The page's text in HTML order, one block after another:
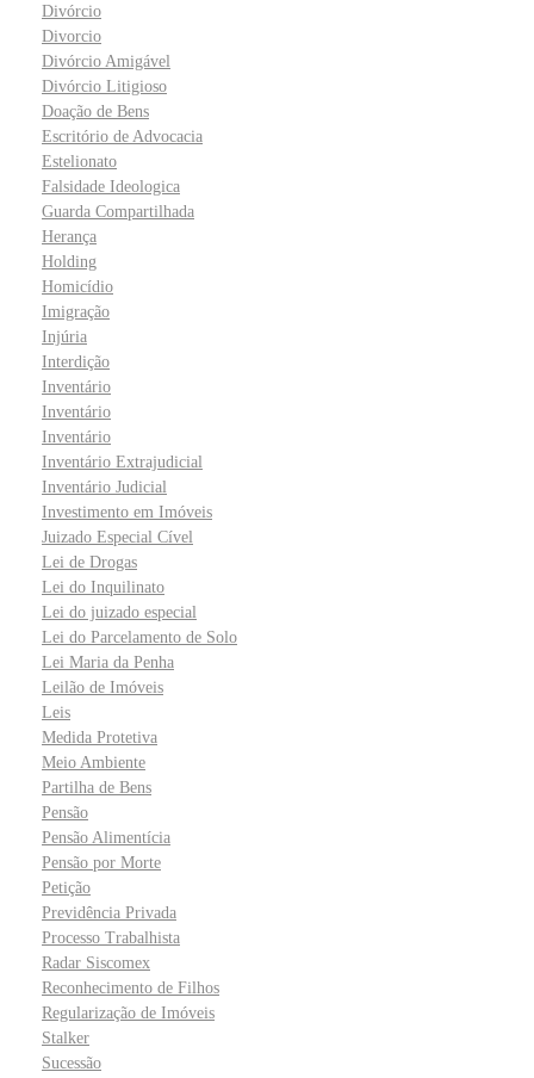
Divórcio
Divorcio
Divórcio Amigável
Divórcio Litigioso
Doação de Bens
Escritório de Advocacia
Estelionato
Falsidade Ideologica
Guarda Compartilhada
Herança
Holding
Homicídio
Imigração
Injúria
Interdição
Inventário
Inventário
Inventário
Inventário Extrajudicial
Inventário Judicial
Investimento em Imóveis
Juizado Especial Cível
Lei de Drogas
Lei do Inquilinato
Lei do juizado especial
Lei do Parcelamento de Solo
Lei Maria da Penha
Leilão de Imóveis
Leis
Medida Protetiva
Meio Ambiente
Partilha de Bens
Pensão
Pensão Alimentícia
Pensão por Morte
Petição
Previdência Privada
Processo Trabalhista
Radar Siscomex
Reconhecimento de Filhos
Regularização de Imóveis
Stalker
Sucessão